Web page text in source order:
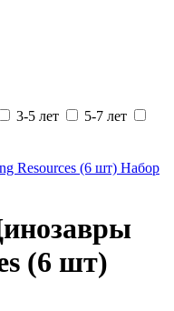
3-5 лет
5-7 лет
(6 шт)